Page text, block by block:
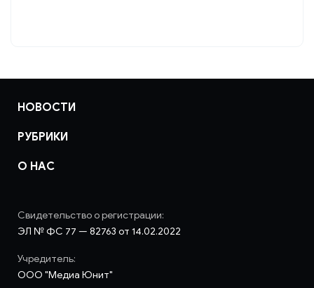
НОВОСТИ
РУБРИКИ
О НАС
Свидетельство о регистрации:
ЭЛ № ФС 77 — 82763 от 14.02.2022
Учредитель:
ООО "Медиа Юнит"